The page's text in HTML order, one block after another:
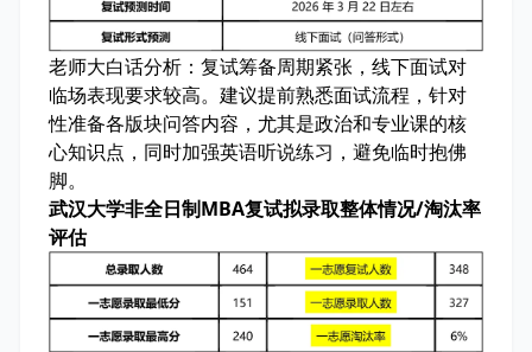
老师大白话分析： 复试筹备周期紧张，线下面试对
临场表现要求较高。建议提前熟悉面试流程，针对
性准备各版块问答内容，尤其是政治和专业课的核
心知识点，同时加强英语听说练习，避免临时抱佛
脚。
武汉大学非全日制MBA复试拟录取整体情况/淘汰率
评估